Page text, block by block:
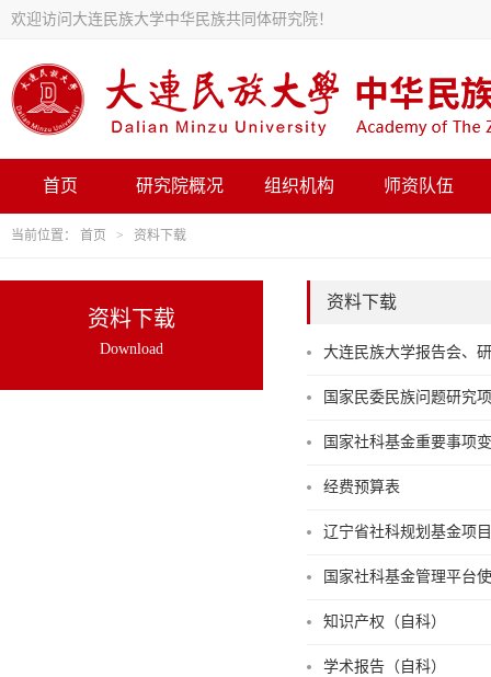
欢迎访问大连民族大学中华民族共同体研究院！
首页 研究院概况 组织机构 师资队伍
当前位置： 首页 > 资料下载
资料下载
Download
资料下载
大连民族大学报告会、
国家民委民族问题研究
国家社科基金重要事项
经费预算表
辽宁省社科规划基金项
国家社科基金管理平台
知识产权（自科）
学术报告（自科）